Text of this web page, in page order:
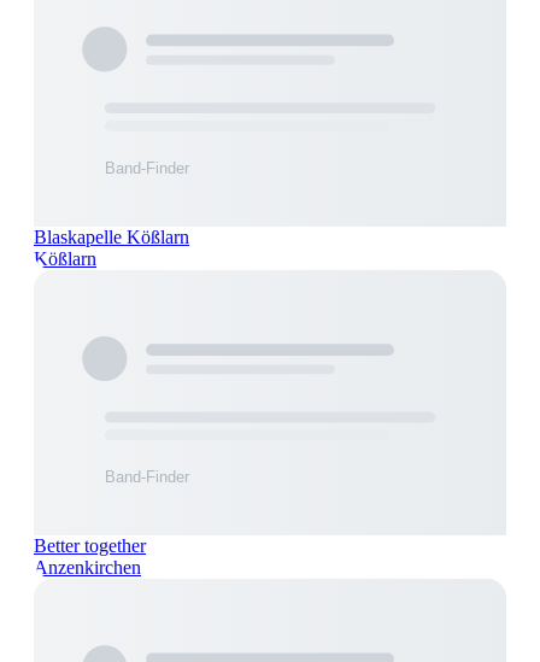
Blaskapelle Kößlarn
Kößlarn
Better together
Anzenkirchen